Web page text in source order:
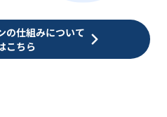
の仕組みについて
こちら